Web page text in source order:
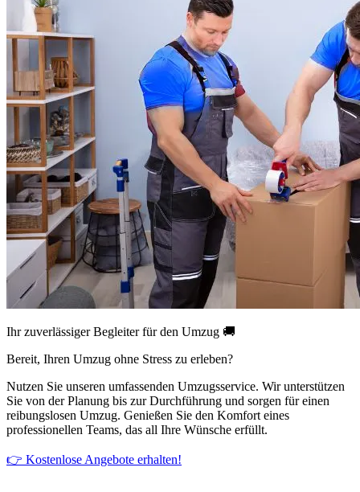
Ihr zuverlässiger Begleiter für den Umzug 🚚
Bereit, Ihren Umzug ohne Stress zu erleben?
Nutzen Sie unseren umfassenden Umzugsservice. Wir unterstützen
Sie von der Planung bis zur Durchführung und sorgen für einen
reibungslosen Umzug. Genießen Sie den Komfort eines
professionellen Teams, das all Ihre Wünsche erfüllt.
👉 Kostenlose Angebote erhalten!